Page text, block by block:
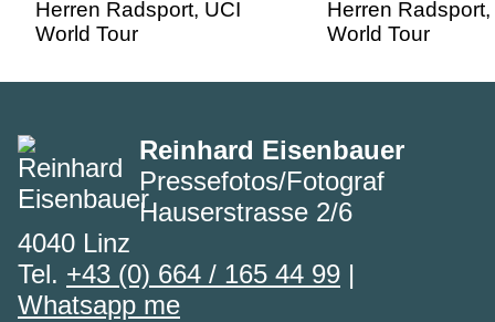
Reinhard Eisenbauer
Pressefotos/Fotograf
Hauserstrasse 2/6
4040 Linz
Tel. +43 (0) 664 / 165 44 99 |
Whatsapp me